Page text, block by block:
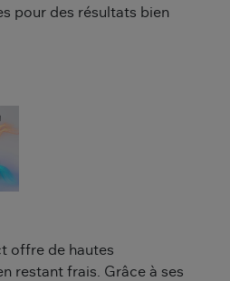
pour des résultats bien
offre de hautes
restant frais. Grâce à ses